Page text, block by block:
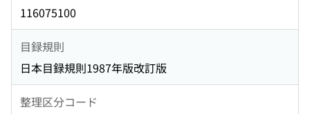
116075100
目録規則
日本目録規則1987年版改訂版
整理区分コード